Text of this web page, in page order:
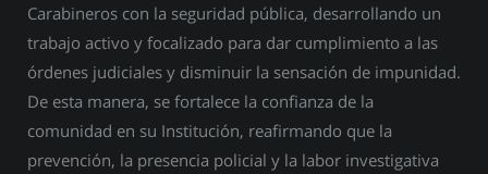
Carabineros con la seguridad pública, desarrollando un
trabajo activo y focalizado para dar cumplimiento a las
órdenes judiciales y disminuir la sensación de impunidad.
De esta manera, se fortalece la confianza de la
comunidad en su Institución, reafirmando que la
prevención, la presencia policial y la labor investigativa